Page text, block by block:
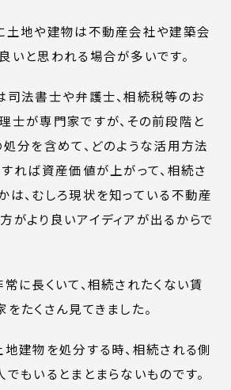
土地や建物は不動産会社や建築会
いと思われる場合が多いです。
司法書士や弁護士、相続税等のお
士が専門家ですが、その前段階と
処分を含めて、どのような活用方法
れば資産価値が上がって、相続さ
は、むしろ現状を知っている不動産
がより良いアイディアが出るからで
に長くいて、相続されたくない賃
たくさん見てきました。
地建物を処分する時、相続される側
もいるとまとまらないものです。